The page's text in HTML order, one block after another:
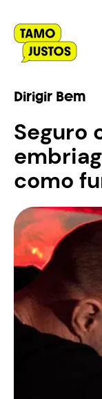
Dirigir Bem
Seguro
como